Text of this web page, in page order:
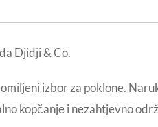
Djidji & Co.
izbor za poklone.
kopčanje i nezahtjevno